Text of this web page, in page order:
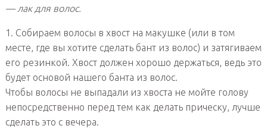
— лак для волос.
1. Собираем волосы в хвост на макушке (или в том
месте, где вы хотите сделать бант из волос) и затягиваем
его резинкой. Хвост должен хорошо держаться, ведь это
будет основой нашего банта из волос.
Чтобы волосы не выпадали из хвоста не мойте голову
непосредственно перед тем как делать прическу, лучше
сделать это с вечера.